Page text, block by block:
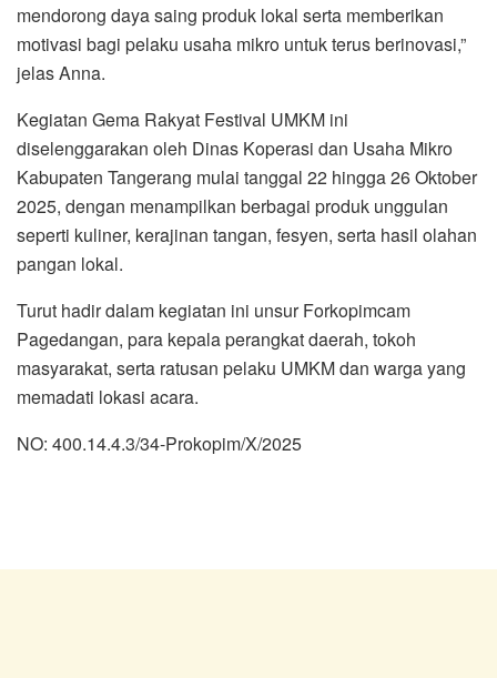
mendorong daya saing produk lokal serta memberikan
motivasi bagi pelaku usaha mikro untuk terus berinovasi,”
jelas Anna.
Kegiatan Gema Rakyat Festival UMKM ini
diselenggarakan oleh Dinas Koperasi dan Usaha Mikro
Kabupaten Tangerang mulai tanggal 22 hingga 26 Oktober
2025, dengan menampilkan berbagai produk unggulan
seperti kuliner, kerajinan tangan, fesyen, serta hasil olahan
pangan lokal.
Turut hadir dalam kegiatan ini unsur Forkopimcam
Pagedangan, para kepala perangkat daerah, tokoh
masyarakat, serta ratusan pelaku UMKM dan warga yang
memadati lokasi acara.
NO: 400.14.4.3/34-Prokopim/X/2025